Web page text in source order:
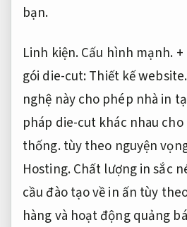
bạn.
Linh kiện.Cấu hình mạnh.
gói die-cut:Thiết kế website.
nghệ này cho phép nhà in
pháp die-cut khác nhau
thống.tùy theo nguyện
Hosting.Chất lượng in sắc
cầu đào tạo về in ấn tùy
hàng và hoạt động quảng